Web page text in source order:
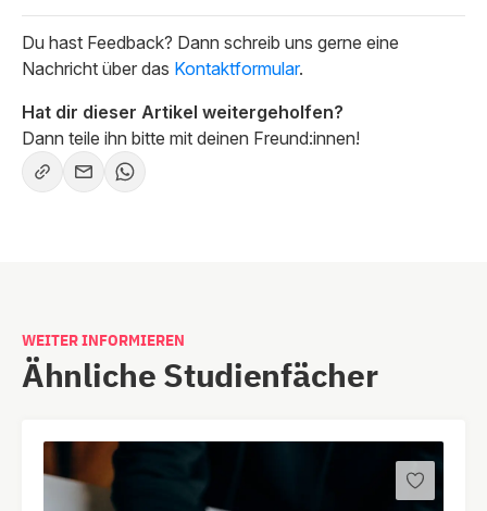
Du hast Feedback? Dann schreib uns gerne eine
Nachricht über das Kontaktformular.
Hat dir dieser Artikel weitergeholfen?
Dann teile ihn bitte mit deinen Freund:innen!
WEITER INFORMIEREN
Ähnliche Studienfächer